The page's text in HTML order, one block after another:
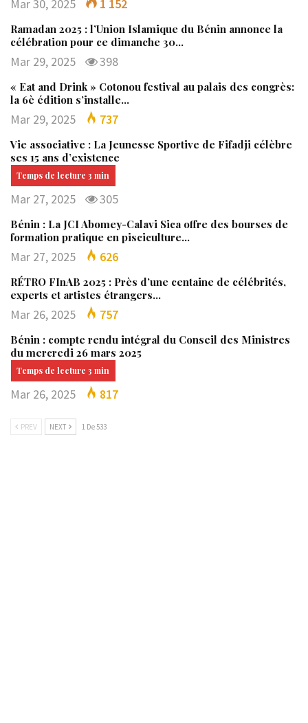
Mar 30, 2025 1 152
Ramadan 2025 : l’Union Islamique du Bénin annonce la
célébration pour ce dimanche 30…
Mar 29, 2025 398
« Eat and Drink » Cotonou festival au palais des congrès:
la 6è édition s’installe…
Mar 29, 2025 737
Vie associative : La Jeunesse Sportive de Fifadji célèbre
ses 15 ans d’existence
Mar 27, 2025 305
Bénin : La JCI Abomey-Calavi Sica offre des bourses de
formation pratique en pisciculture…
Mar 27, 2025 626
RÉTRO FInAB 2025 : Près d’une centaine de célébrités,
experts et artistes étrangers…
Mar 26, 2025 757
Bénin : compte rendu intégral du Conseil des Ministres
du mercredi 26 mars 2025
Mar 26, 2025 817
PREV NEXT 1 De 533